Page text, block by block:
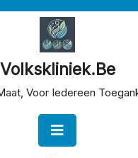
Volkskliniek.be
Voor Iedereen